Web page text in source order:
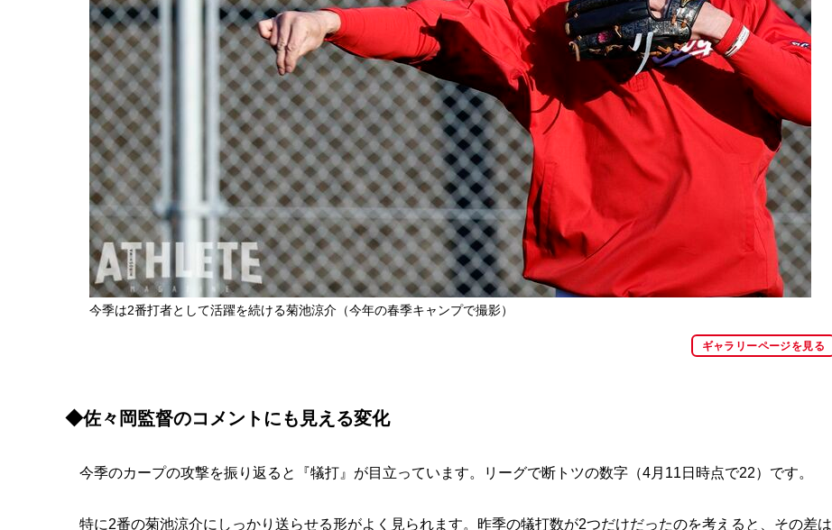
今季は2番打者として活躍を続ける菊池涼介（今年の春季キャンプで撮影）
ギャラリーページを見る
◆佐々岡監督のコメントにも見える変化
今季のカープの攻撃を振り返ると『犠打』が目立っています。リーグで断トツの数字（4月11日時点で22）です。
特に2番の菊池涼介にしっかり送らせる形がよく見られます。昨季の犠打数が2つだけだったのを考えると、その差は